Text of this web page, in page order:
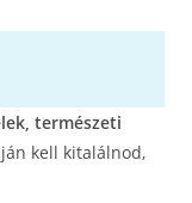
természeti
kell kitalálnod,